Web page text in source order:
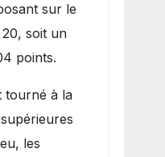
sur le
soit un
points.
tourné à la
les